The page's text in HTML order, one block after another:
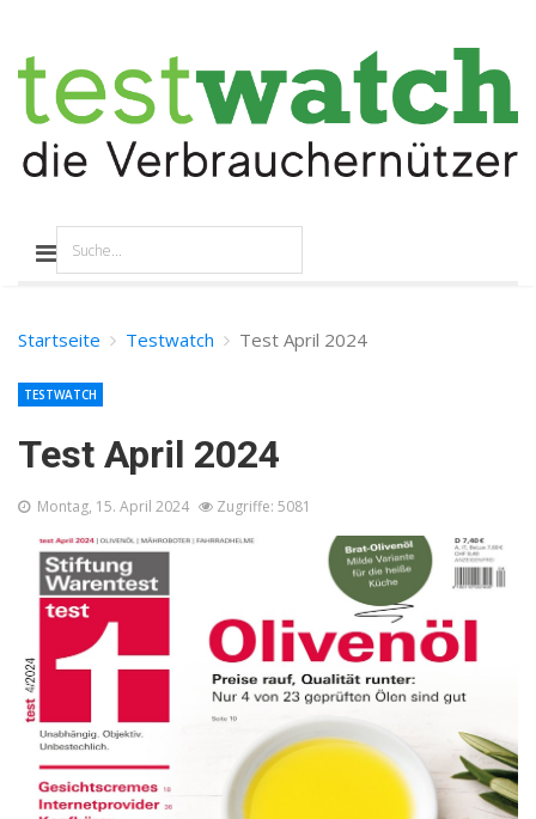
Startseite Testwatch Test April 2024
Test April 2024
TESTWATCH
Montag, 15. April 2024 Zugriffe: 5081